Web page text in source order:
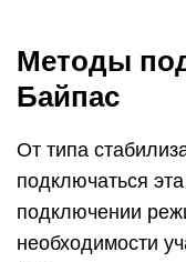
Методы
Байпас
От типа
подключаться
подключении
необходимости